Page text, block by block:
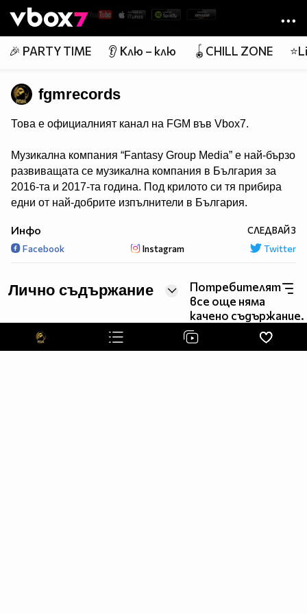
👾
🎉 PARTY TIME 👂 Клю – клю 🪀CHILL ZONE
fgmrecords
Това е официалният канал на FGM във Vbox7.
Музикална компания “Fantasy Group Media” e най-бързо
развиващата се музикална компания в България за
2016-та и 2017-та година. Под крилото си тя прибира
едни от най-добрите изпълнители в България.
отношение и за нея няма нищо невъзможно.
Инфо СЛЕДВАЙ3
Facebook Instagram Twitter
Лично съдържание
Потребителят
все още няма
качено съдържание.